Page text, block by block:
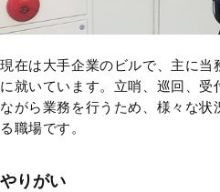
現在は大手企業のビルで、主に当
に就いています。立哨、巡回、受
ながら業務を行うため、様々な状
る職場です。
やりがい